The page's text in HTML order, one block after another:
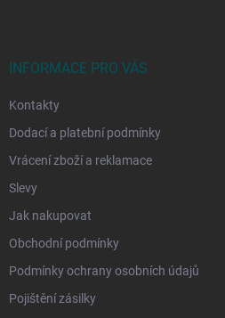
INFORMACE PRO VÁS
Kontakty
Dodací a platební podmínky
Vrácení zboží a reklamace
Slevy
Jak nakupovat
Obchodní podmínky
Podmínky ochrany osobních údajů
Pojištění zásilky